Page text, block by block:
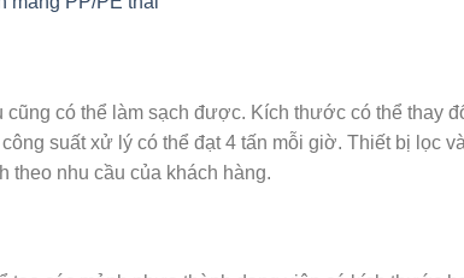
có thể làm sạch được. Kích thước có thể thay
suất xử lý có thể đạt 4 tấn mỗi giờ. Thiết bị lọc
theo nhu cầu của khách hàng.